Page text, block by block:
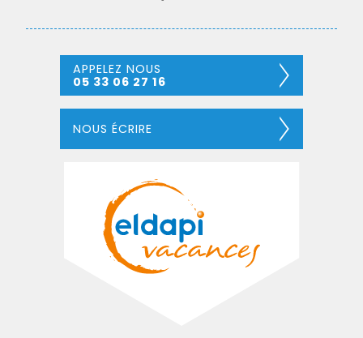
APPELEZ NOUS
05 33 06 27 16
NOUS ÉCRIRE